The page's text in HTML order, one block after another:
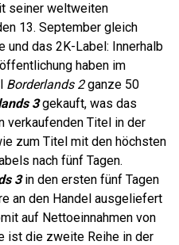
seiner weltweiten
13. September gleich
und das 2K-Label: Innerhalb
haben im
Borderlands 2ganze 50
3gekauft, was das
verkaufenden Titel in der
zum Titel mit den höchsten
nach fünf Tagen.
3in den ersten fünf Tagen
an den Handel ausgeliefert
auf Nettoeinnahmen von
ist die zweite Reihe in der